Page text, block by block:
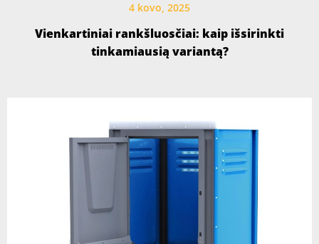
4 kovo, 2025
Vienkartiniai rankšluosčiai: kaip išsirinkti
tinkamiausią variantą?